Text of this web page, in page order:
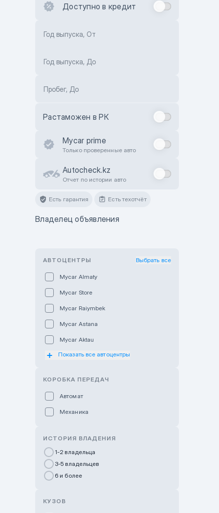
Доступно в кредит
Год выпуска, От
Год выпуска, До
Пробег, До
Растаможен в РК
Mycar prime
Только проверенные авто
Autocheck.kz
Отчет по истории авто
Есть гарантия Есть техотчёт
Владелец объявления
АВТОЦЕНТРЫ Выбрать все
Mycar Almaty
Mycar Store
Mycar Raiymbek
Mycar Astana
Mycar Aktau
Mycar Uralsk
GWM Nurly Zhol
Chery Astana
Показать все автоцентры
КОРОБКА ПЕРЕДАЧ
Автомат
Механика
ИСТОРИЯ ВЛАДЕНИЯ
1-2 владельца
3-5 владельцев
6 и более
КУЗОВ